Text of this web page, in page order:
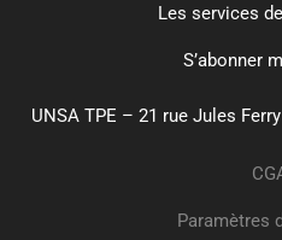
Les services
S’abonner
UNSA TPE – 21 rue Jules
Paramètres